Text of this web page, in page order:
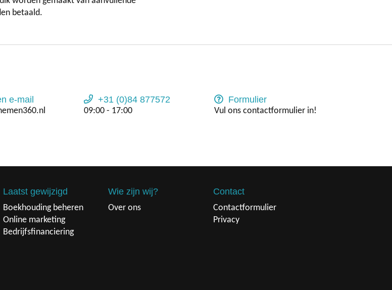
betaald.
e-mail +31 (0)84 877572
09:00 - 17:00
Formulier
Vul ons contactformulier in!
Laatst gewijzigd
Boekhouding beheren
Online marketing
Bedrijfsfinanciering
Wie zijn wij?
Over ons
Contact
Contactformulier
Privacy